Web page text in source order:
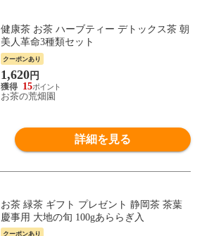
健康茶 お茶 ハーブティー デトックス茶 朝
美人革命3種類セット
クーポンあり
1,620円
15
お茶の荒畑園
詳細を見る
お茶 緑茶 ギフト プレゼント 静岡茶 茶葉
慶事用 大地の旬 100gあららぎ入
クーポンあり